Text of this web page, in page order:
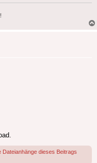
dieses Beitrags